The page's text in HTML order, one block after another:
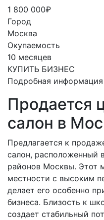
1 800 000₽
Город
Москва
Окупаемость
10 месяцев
КУПИТЬ БИЗНЕС
Подробная информация
Продается
салон в
Предлагается к
салон, расположенный
районов Москвы. Этот
местности с высоким
делает его особенно
бизнеса. Близость к
создает стабильный